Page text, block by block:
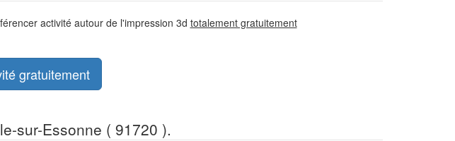
activité autour de l'impression 3d totalement gratuitement
gratuitement
sur-Essonne ( 91720 ).